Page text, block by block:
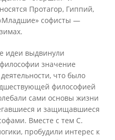
Протагор, Гиппий,
софисты —
идеи выдвинули
значение
что было
философией
сами основы жизни
и защищавшиеся
Вместе с тем С.
пробудили интерес к